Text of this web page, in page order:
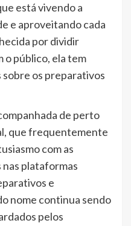
está vivendo a
e aproveitando cada
por dividir
o público, ela tem
sobre os preparativos
de perto
que frequentemente
com as
plataformas
e
nome continua sendo
pelos